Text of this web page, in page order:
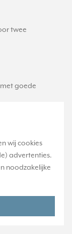
wij cookies
advertenties.
noodzakelijke
twee
goede
8 voor VHF (blijft
en
instellingen